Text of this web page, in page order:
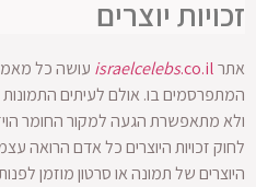
זכויות יוצרים
אתר israelcelebs.co.il
עושה כל מאמץ
המתפרסמים בו. אולם לעיתים
לחוק זכויות היוצרים כל אדם הרואה
היוצרים של תמונה או סרטון מוזמן